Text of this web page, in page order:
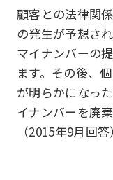
顧客との法律関
の発生が予想さ
マイナンバーの
ます。その後、
が明らかになっ
イナンバーを廃
（2015年9月回答）